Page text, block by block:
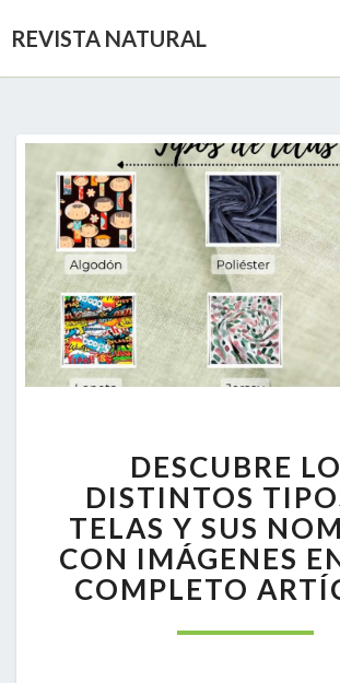
REVISTA NATURAL
LOS
TIPOS
DE
TELAS
Y
NOMBRES
DESCUBRE
DISTINTOS
TELAS Y SUS
CON IMÁGENES
COMPLETO